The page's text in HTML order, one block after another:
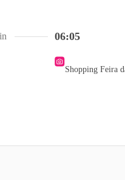
06:05
Shopping Feira